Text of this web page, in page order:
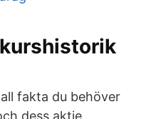
fakta du behöver
dess aktie,